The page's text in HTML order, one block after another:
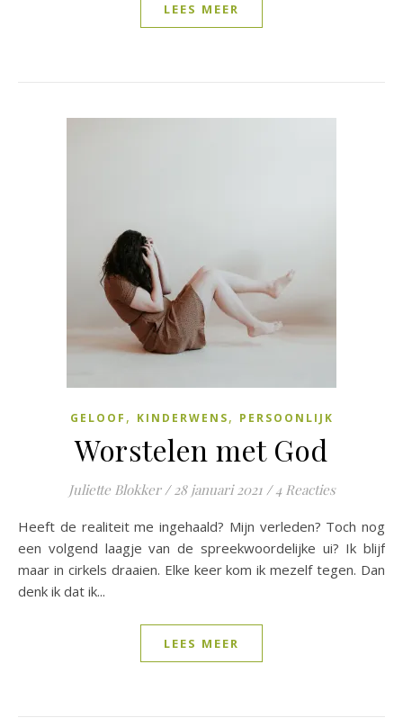
LEES MEER
GELOOF , KINDERWENS, PERSOONLIJK
Worstelen met God
Juliette Blokker / 28 januari 2021 / 4 Reacties
Heeft de realiteit me ingehaald? Mijn verleden? Toch nog
een volgend laagje van de spreekwoordelijke ui? Ik blijf
maar in cirkels draaien. Elke keer kom ik mezelf tegen. Dan
denk ik dat ik...
LEES MEER